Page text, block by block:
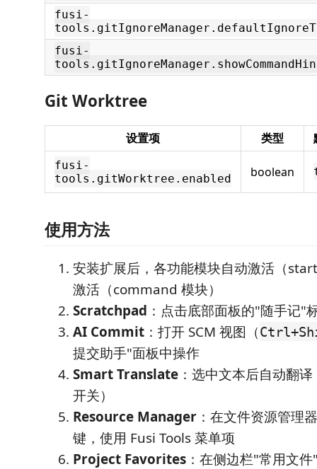
fusi-
fusi-
Git Worktree
设置项 类型
fusi-
tools.gitWorktree.enabled
boolean
使用方法
安装扩展后，各功能模块自动激活（
激活（command 模块）
Scratchpad ：点击底部面板的"随手记"
AI Commit ：打开 SCM 视图（
提交助手"面板中操作
Smart Translate ：选中文本后自动翻
开关）
Resource Manager ：在文件资源管理
键，使用 Fusi Tools 菜单项
Project Favorites ：在侧边栏"常用文